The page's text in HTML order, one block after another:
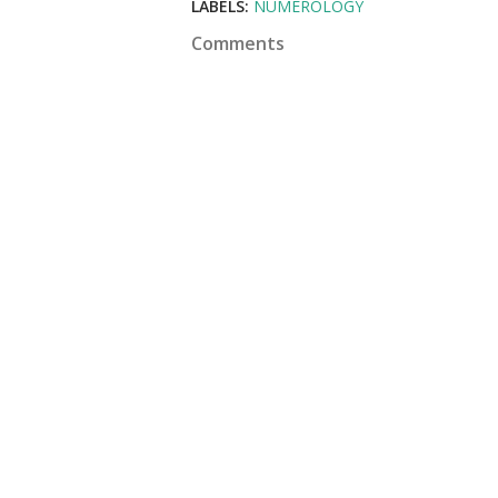
LABELS: NUMEROLOGY
Comments